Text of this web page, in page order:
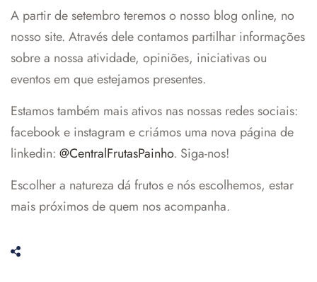
A partir de setembro teremos o nosso blog online, no
nosso site. Através dele contamos partilhar informações
sobre a nossa atividade, opiniões, iniciativas ou
eventos em que estejamos presentes.
Estamos também mais ativos nas nossas redes sociais:
facebook e instagram e criámos uma nova página de
linkedin: @CentralFrutasPainho. Siga-nos!
Escolher a natureza dá frutos e nós escolhemos, estar
mais próximos de quem nos acompanha.